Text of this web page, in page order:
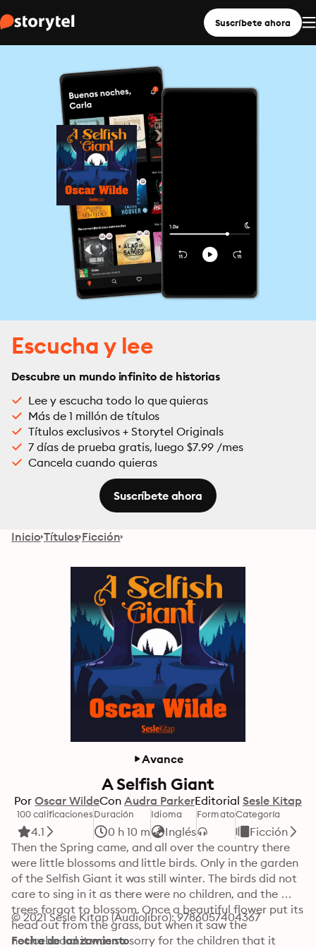
Suscríbete ahora
Escucha y lee
Descubre un mundo infinito de historias
Lee y escucha todo lo que quieras
Más de 1 millón de títulos
Títulos exclusivos + Storytel Originals
7 días de prueba gratis, luego $7.99 /mes
Cancela cuando quieras
Suscríbete ahora
Inicio Títulos Ficción
Avance
A Selfish Giant
Por Oscar WildeCon Audra ParkerEditorial Sesle Kitap
100 calificaciones
4.1
Duración
0 h 10 m
Idioma
Inglés
FormatoCategoría
Ficción
Then the Spring came, and all over the country there
were little blossoms and little birds. Only in the garden
of the Selfish Giant it was still winter. The birds did not
care to sing in it as there were no children, and the
trees forgot to blossom. Once a beautiful flower put its
head out from the grass, but when it saw the
noticeboard it was so sorry for the children that it
© 2021 Sesle Kitap (Audiolibro): 9786057404367
Fecha de lanzamiento